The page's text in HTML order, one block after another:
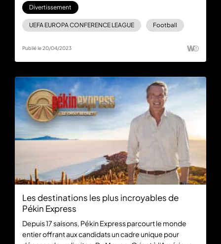
direct et en exclusivité sur W9 et gratuitement sur
6play.fr
Divertissement
UEFA EUROPA CONFERENCE LEAGUE Football
Publié le 20/04/2023
Les destinations les plus incroyables de
Pékin Express
Depuis 17 saisons, Pékin Express parcourt le monde
entier offrant aux candidats un cadre unique pour